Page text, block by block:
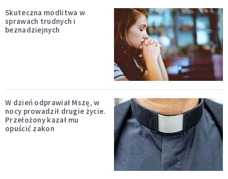
Skuteczna modlitwa w
sprawach trudnych i
beznadziejnych
W dzień odprawiał Mszę, w
nocy prowadził drugie życie.
Przełożony kazał mu
opuścić zakon